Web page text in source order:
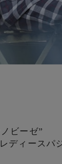
ビーゼ”
ディースパ